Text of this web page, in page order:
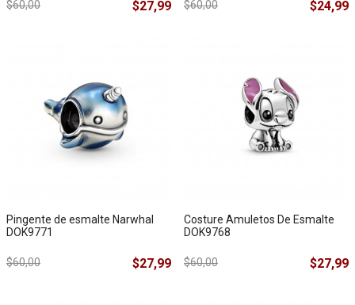
$60,00 $27,99 $60,00 $24,99
Pingente de esmalte Narwhal
DOK9771
$60,00 $27,99
Costure Amuletos De Esmalte
DOK9768
$60,00 $27,99